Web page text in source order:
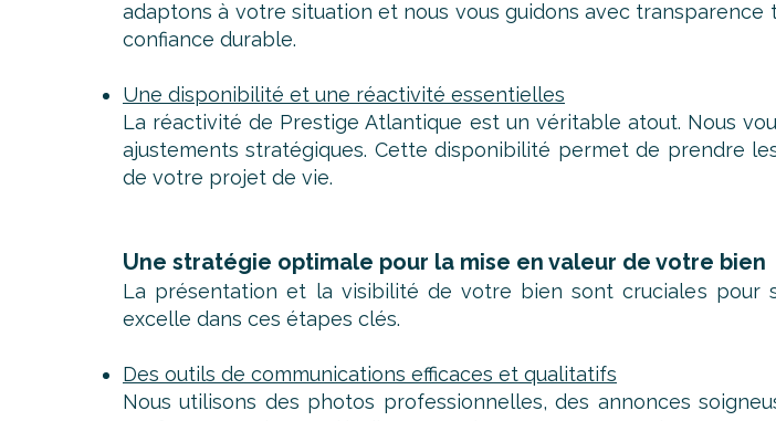
adaptons à votre situation et nous vous guidons avec
confiance durable.
Une disponibilité et une réactivité essentielles
La réactivité de Prestige Atlantique est un véritable atout. Nous
ajustements stratégiques. Cette disponibilité permet de prendre
de votre projet de vie.
Une stratégie optimale pour la mise en valeur de votre bien
La présentation et la visibilité de votre bien sont cruciales pour
excelle dans ces étapes clés.
Des outils de communications efficaces et qualitatifs
Nous utilisons des photos professionnelles, des annonces